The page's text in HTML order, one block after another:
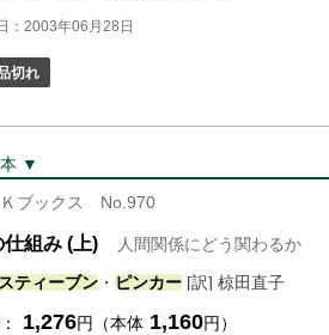
：2003年06月28日
切れ
▼
Ｋブックス No.970
仕組み (上)
人間関係にどう関わるか
スティーブン ・ ピンカー [訳] 椋田直子
1,276円（本体 1,160円）